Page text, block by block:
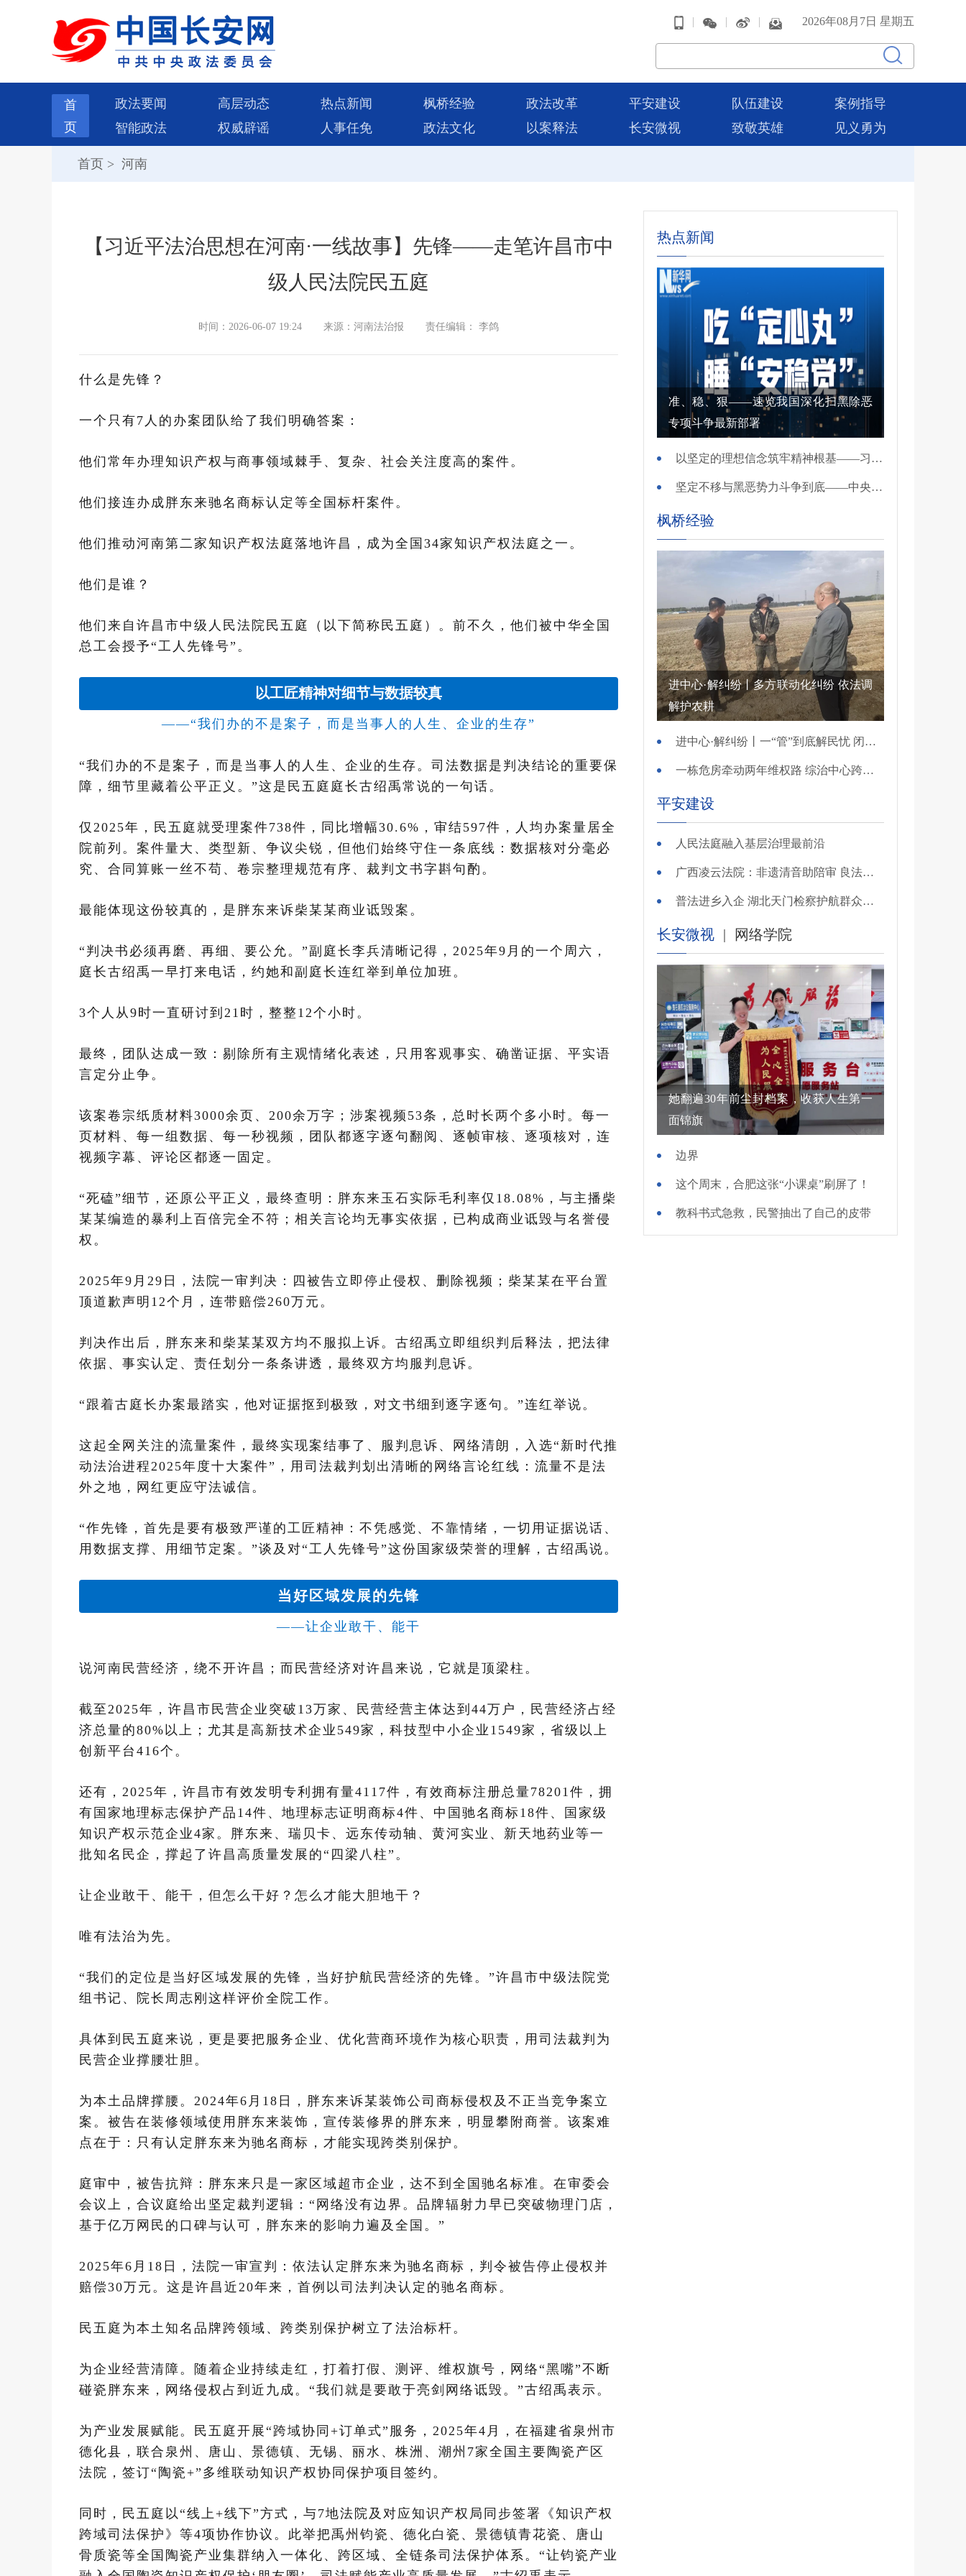
| | | 2026年08月7日 星期五
首
页
政法要闻 高层动态 热点新闻 枫桥经验 政法改革 平安建设 队伍建设
案例指导
智能政法
权威辟谣 人事任免 政法文化 以案释法 长安微视 致敬英雄 见义勇为
首页 > 河南
【习近平法治思想在河南·一线故事】先锋——走笔许昌市中
级人民法院民五庭
时间：2026-06-07 19:24 来源：河南法治报 责任编辑： 李鸽
什么是先锋？
一个只有7人的办案团队给了我们明确答案：
他们常年办理知识产权与商事领域棘手、复杂、社会关注度高的案件。
他们接连办成胖东来驰名商标认定等全国标杆案件。
他们推动河南第二家知识产权法庭落地许昌，成为全国34家知识产权法庭之一。
他们是谁？
他们来自许昌市中级人民法院民五庭（以下简称民五庭）。前不久，他们被中华全国
总工会授予“工人先锋号”。
以工匠精神对细节与数据较真
——“我们办的不是案子，而是当事人的人生、企业的生存”
“我们办的不是案子，而是当事人的人生、企业的生存。司法数据是判决结论的重要保
障，细节里藏着公平正义。”这是民五庭庭长古绍禹常说的一句话。
仅2025年，民五庭就受理案件738件，同比增幅30.6%，审结597件，人均办案量居全
院前列。案件量大、类型新、争议尖锐，但他们始终守住一条底线：数据核对分毫必
究、合同算账一丝不苟、卷宗整理规范有序、裁判文书字斟句酌。
最能体现这份较真的，是胖东来诉柴某某商业诋毁案。
“判决书必须再磨、再细、要公允。”副庭长李兵清晰记得，2025年9月的一个周六，
庭长古绍禹一早打来电话，约她和副庭长连红举到单位加班。
3个人从9时一直研讨到21时，整整12个小时。
最终，团队达成一致：剔除所有主观情绪化表述，只用客观事实、确凿证据、平实语
言定分止争。
该案卷宗纸质材料3000余页、200余万字；涉案视频53条，总时长两个多小时。每一
页材料、每一组数据、每一秒视频，团队都逐字逐句翻阅、逐帧审核、逐项核对，连
视频字幕、评论区都逐一固定。
“死磕”细节，还原公平正义，最终查明：胖东来玉石实际毛利率仅18.08%，与主播柴
某某编造的暴利上百倍完全不符；相关言论均无事实依据，已构成商业诋毁与名誉侵
权。
2025年9月29日，法院一审判决：四被告立即停止侵权、删除视频；柴某某在平台置
顶道歉声明12个月，连带赔偿260万元。
判决作出后，胖东来和柴某某双方均不服拟上诉。古绍禹立即组织判后释法，把法律
依据、事实认定、责任划分一条条讲透，最终双方均服判息诉。
“跟着古庭长办案最踏实，他对证据抠到极致，对文书细到逐字逐句。”连红举说。
这起全网关注的流量案件，最终实现案结事了、服判息诉、网络清朗，入选“新时代推
动法治进程2025年度十大案件”，用司法裁判划出清晰的网络言论红线：流量不是法
外之地，网红更应守法诚信。
“作先锋，首先是要有极致严谨的工匠精神：不凭感觉、不靠情绪，一切用证据说话、
用数据支撑、用细节定案。”谈及对“工人先锋号”这份国家级荣誉的理解，古绍禹说。
当好区域发展的先锋
——让企业敢干、能干
说河南民营经济，绕不开许昌；而民营经济对许昌来说，它就是顶梁柱。
截至2025年，许昌市民营企业突破13万家、民营经营主体达到44万户，民营经济占经
济总量的80%以上；尤其是高新技术企业549家，科技型中小企业1549家，省级以上
创新平台416个。
还有，2025年，许昌市有效发明专利拥有量4117件，有效商标注册总量78201件，拥
有国家地理标志保护产品14件、地理标志证明商标4件、中国驰名商标18件、国家级
知识产权示范企业4家。胖东来、瑞贝卡、远东传动轴、黄河实业、新天地药业等一
批知名民企，撑起了许昌高质量发展的“四梁八柱”。
让企业敢干、能干，但怎么干好？怎么才能大胆地干？
唯有法治为先。
“我们的定位是当好区域发展的先锋，当好护航民营经济的先锋。”许昌市中级法院党
组书记、院长周志刚这样评价全院工作。
具体到民五庭来说，更是要把服务企业、优化营商环境作为核心职责，用司法裁判为
民营企业撑腰壮胆。
为本土品牌撑腰。2024年6月18日，胖东来诉某装饰公司商标侵权及不正当竞争案立
案。被告在装修领域使用胖东来装饰，宣传装修界的胖东来，明显攀附商誉。该案难
点在于：只有认定胖东来为驰名商标，才能实现跨类别保护。
庭审中，被告抗辩：胖东来只是一家区域超市企业，达不到全国驰名标准。在审委会
会议上，合议庭给出坚定裁判逻辑：“网络没有边界。品牌辐射力早已突破物理门店，
基于亿万网民的口碑与认可，胖东来的影响力遍及全国。”
2025年6月18日，法院一审宣判：依法认定胖东来为驰名商标，判令被告停止侵权并
赔偿30万元。这是许昌近20年来，首例以司法判决认定的驰名商标。
民五庭为本土知名品牌跨领域、跨类别保护树立了法治标杆。
为企业经营清障。随着企业持续走红，打着打假、测评、维权旗号，网络“黑嘴”不断
碰瓷胖东来，网络侵权占到近九成。“我们就是要敢于亮剑网络诋毁。”古绍禹表示。
为产业发展赋能。民五庭开展“跨域协同+订单式”服务，2025年4月，在福建省泉州市
德化县，联合泉州、唐山、景德镇、无锡、丽水、株洲、潮州7家全国主要陶瓷产区
法院，签订“陶瓷+”多维联动知识产权协同保护项目签约。
同时，民五庭以“线上+线下”方式，与7地法院及对应知识产权局同步签署《知识产权
跨域司法保护》等4项协作协议。此举把禹州钧瓷、德化白瓷、景德镇青花瓷、唐山
骨质瓷等全国陶瓷产业集群纳入一体化、跨区域、全链条司法保护体系。“让钧瓷产业
热点新闻
准、稳、狠——速览我国深化扫黑除恶
专项斗争最新部署
以坚定的理想信念筑牢精神根基——习近平党建思想理论品格系列述评之一
坚定不移与黑恶势力斗争到底——中央政法委负责同志就开展深化扫黑除恶专项斗争有关问题答记者问
枫桥经验
进中心·解纠纷丨多方联动化纠纷 依法调
解护农耕
进中心·解纠纷丨一“管”到底解民忧 闭环调处化纠纷
一栋危房牵动两年维权路 综治中心跨省寻鉴解民忧
平安建设
人民法庭融入基层治理最前沿
广西凌云法院：非遗清音助陪审 良法温情解千纷
普法进乡入企 湖北天门检察护航群众金融财产安全
长安微视 | 网络学院
她翻遍30年前尘封档案，收获人生第一
面锦旗
边界
这个周末，合肥这张“小课桌”刷屏了！
教科书式急救，民警抽出了自己的皮带